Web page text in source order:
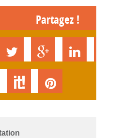
Partagez !